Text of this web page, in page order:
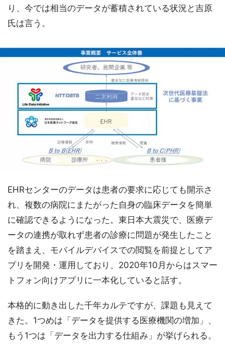
り、今では相当のデータが蓄積されている状況と吉原
氏は言う。
EHRセンターのデータは患者の要求に応じても開示さ
れ、複数の病院にまたがった自身の臨床データを簡単
に確認できるようになった。東日本大震災で、医療デ
ータの連携が取れず患者の診療に問題が発生したこと
を踏まえ、モバイルデバイスでの閲覧を前提としてア
プリを開発・運用しており、2020年10月からはスマー
トフォン向けアプリに一本化していると話す。
本格的に動き出した千年カルテですが、課題も見えて
きた。1つめは「データを提供する医療機関の増加」、
もう1つは「データを出力する仕組み」が挙げられる。